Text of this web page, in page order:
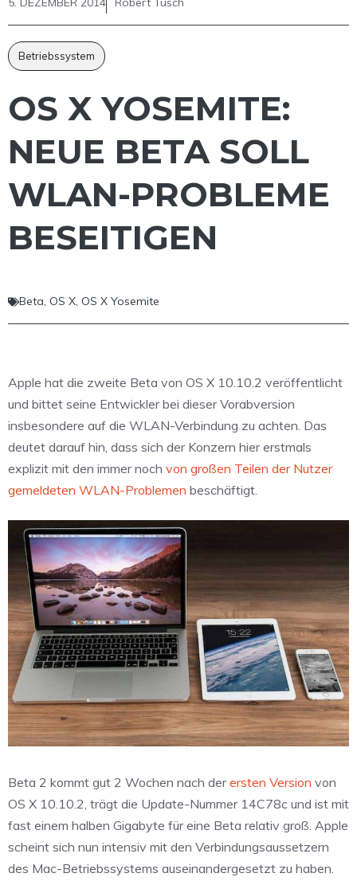
Betriebssystem
OS X YOSEMITE:
NEUE BETA SOLL
WLAN-PROBLEME
BESEITIGEN
Beta, OS X, OS X Yosemite
Apple hat die zweite Beta von OS X 10.10.2 veröffentlicht
und bittet seine Entwickler bei dieser Vorabversion
insbesondere auf die WLAN-Verbindung zu achten. Das
deutet darauf hin, dass sich der Konzern hier erstmals
explizit mit den immer noch von großen Teilen der Nutzer
gemeldeten WLAN-Problemen beschäftigt.
Beta 2 kommt gut 2 Wochen nach derersten Version von
OS X 10.10.2, trägt die Update-Nummer 14C78c und ist mit
fast einem halben Gigabyte für eine Beta relativ groß. Apple
scheint sich nun intensiv mit den Verbindungsaussetzern
des Mac-Betriebssystems auseinandergesetzt zu haben.